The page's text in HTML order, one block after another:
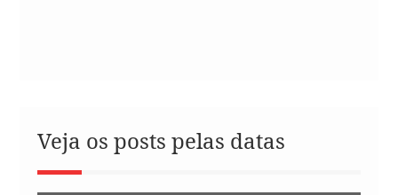
Veja os posts pelas datas